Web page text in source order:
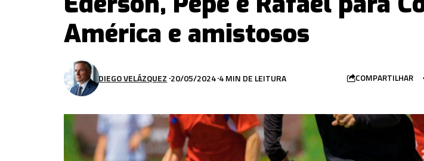
América e amistosos
DIEGO VELÁZQUEZ 20/05/2024 4 MIN DE LEITURA COMPARTILHAR